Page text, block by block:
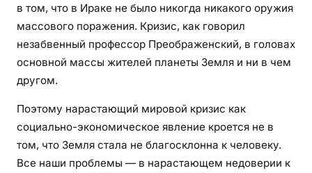
в том, что в Ираке не было никогда никакого оружия
массового поражения. Кризис, как говорил
незабвенный профессор Преображенский, в головах
основной массы жителей планеты Земля и ни в чем
другом.
Поэтому нарастающий мировой кризис как
социально-экономическое явление кроется не в
том, что Земля стала не благосклонна к человеку.
Все наши проблемы — в нарастающем недоверии к